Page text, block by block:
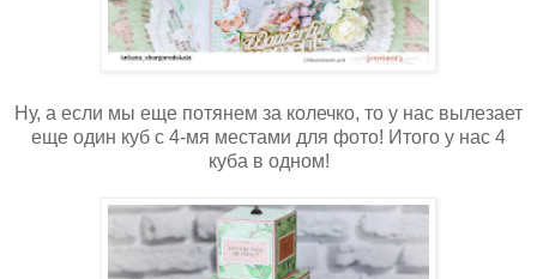
Ну, а если мы еще потянем за колечко, то у нас вылезает
еще один куб с 4-мя местами для фото! Итого у нас 4
куба в одном!